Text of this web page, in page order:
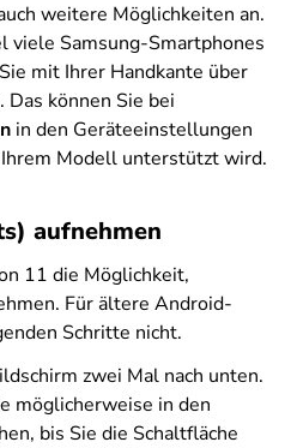
weitere Möglichkeiten an.
viele Samsung-Smartphones
mit Ihrer Handkante über
können Sie bei
in den Geräteeinstellungen
Modell unterstützt wird.
aufnehmen
11 die Möglichkeit,
Für ältere Android-
Schritte nicht.
zwei Mal nach unten.
möglicherweise in den
bis Sie die Schaltfläche